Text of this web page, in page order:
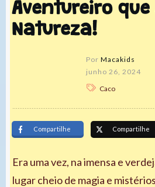
Aventureiro que
Natureza!
Por Macakids
junho 26, 2024
Caco
Compartilhe Compartilhe
Era uma vez, na imensa e
lugar cheio de magia e